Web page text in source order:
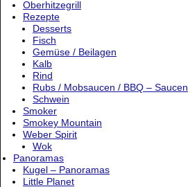
Oberhitzegrill
Rezepte
Desserts
Fisch
Gemüse / Beilagen
Kalb
Rind
Rubs / Mobsaucen / BBQ – Saucen
Schwein
Smoker
Smokey Mountain
Weber Spirit
Wok
Panoramas
Kugel – Panoramas
Little Planet